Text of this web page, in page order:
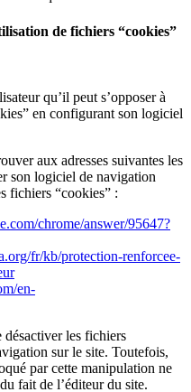
de fichiers “cookies”
qu’il peut s’opposer à
en configurant son logiciel
aux adresses suivantes les
son logiciel de navigation
fichiers “cookies” :
chrome/answer/95647?
fr/kb/protection-renforcee-
en-
désactiver les fichiers
sur le site. Toutefois,
par cette manipulation ne
fait de l’éditeur du site.